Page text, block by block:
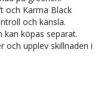
och Karma Black
och känsla.
kan köpas separat.
och upplev skillnaden i